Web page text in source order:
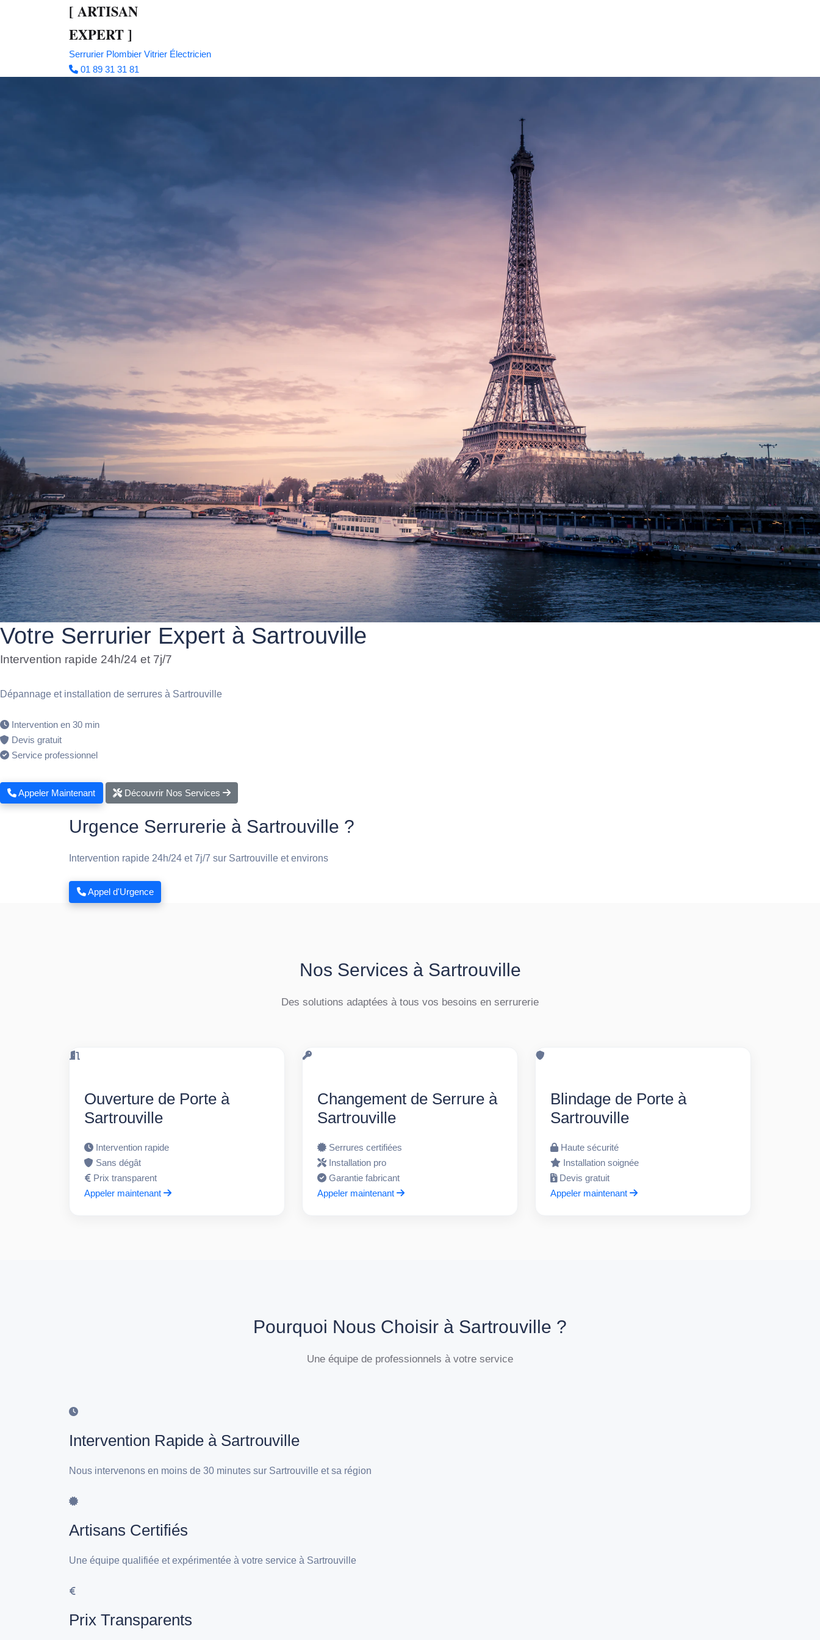
[ ARTISAN
EXPERT]
Serrurier Plombier Vitrier Électricien
01 89 31 31 81
Votre Serrurier Expert à Sartrouville
Intervention rapide 24h/24 et 7j/7
Dépannage et installation de serrures à Sartrouville
Intervention en 30 min
Devis gratuit
Service professionnel
Appeler Maintenant Découvrir Nos Services
Urgence Serrurerie à Sartrouville ?
Intervention rapide 24h/24 et 7j/7 sur Sartrouville et environs
Appel d'Urgence
Nos Services à Sartrouville
Des solutions adaptées à tous vos besoins en serrurerie
Ouverture de Porte à
Sartrouville
Intervention rapide
Sans dégât
Prix transparent
Appeler maintenant
Changement de Serrure à
Sartrouville
Serrures certifiées
Installation pro
Garantie fabricant
Appeler maintenant
Blindage de Porte à
Sartrouville
Haute sécurité
Installation soignée
Devis gratuit
Appeler maintenant
Pourquoi Nous Choisir à Sartrouville ?
Une équipe de professionnels à votre service
Intervention Rapide à Sartrouville
Nous intervenons en moins de 30 minutes sur Sartrouville et sa région
Artisans Certifiés
Une équipe qualifiée et expérimentée à votre service à Sartrouville
Prix Transparents